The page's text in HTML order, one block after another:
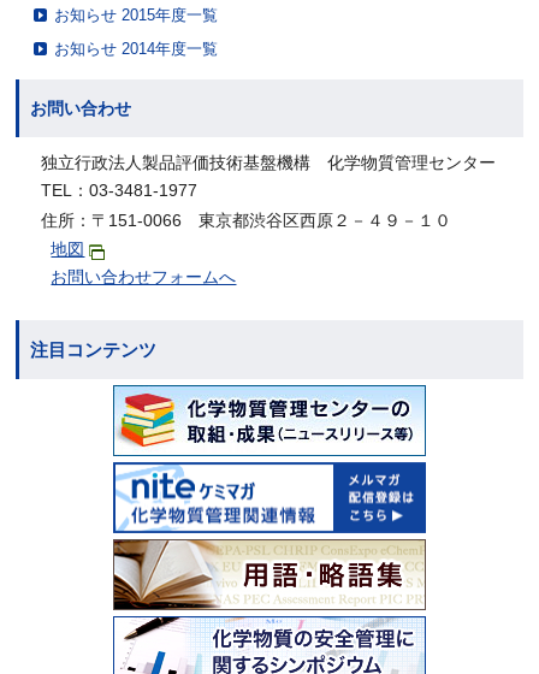
お知らせ 2015年度一覧
お知らせ 2014年度一覧
お問い合わせ
独立行政法人製品評価技術基盤機構 化学物質管理センター
TEL：03-3481-1977
住所：〒151-0066 東京都渋谷区西原２－４９－１０
地図
お問い合わせフォームへ
注目コンテンツ